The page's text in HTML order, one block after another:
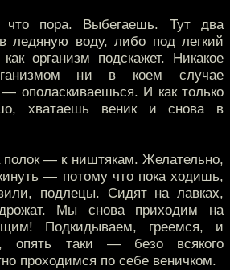
пора. Выбегаешь. Тут два
ледяную воду, либо под легкий
организм подскажет. Никакое
ни в коем случае
ополаскиваешься. И как только
хватаешь веник и снова в
— к ништякам. Желательно,
— потому что пока ходишь,
подлецы. Сидят на лавках,
Мы снова приходим на
Подкидываем, греемся, и
опять таки — безо всякого
проходимся по себе веничком.